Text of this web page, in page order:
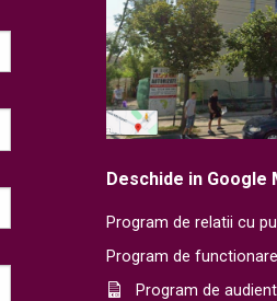
Deschide in Google
Program de relatii cu
Program de functionare
Program de